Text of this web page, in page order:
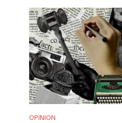
OPINION